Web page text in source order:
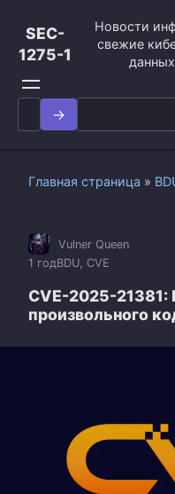
контенту
SEC-
1275-1
Новости
свежие
Search
for:
Главная страница »
Vulner Queen
1 годBDU, CVE
CVE-2025-21381:
произвольного